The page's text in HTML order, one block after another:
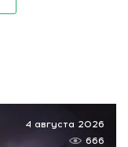
4 августа 2026
666